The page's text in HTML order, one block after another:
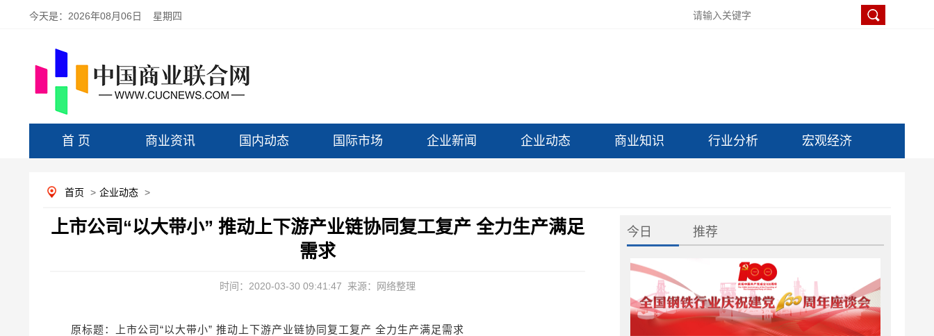
今天是： 2026年08月06日 星期四
首 页 商业资讯 国内动态 国际市场 企业新闻 企业动态 商业知识 行业分析 宏观经济
首页 > 企业动态 >
上市公司“以大带小” 推动上下游产业链协同复工复产 全力生产满足
需求
时间：2020-03-30 09:41:47 来源：网络整理
原标题：上市公司“以大带小” 推动上下游产业链协同复工复产 全力生产满足需求
今日 推荐